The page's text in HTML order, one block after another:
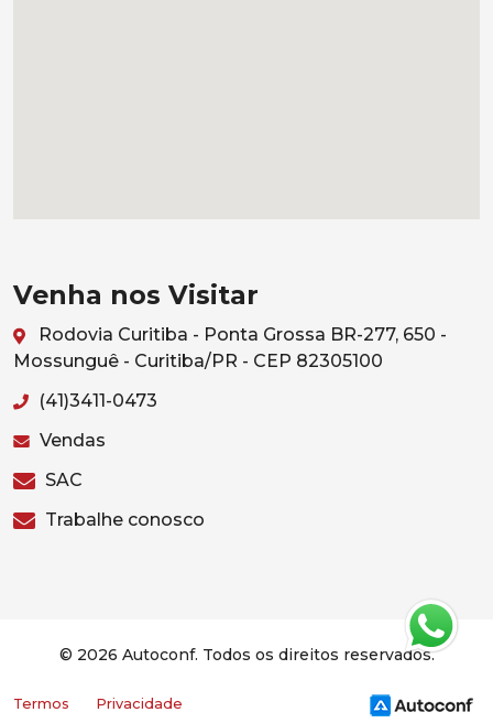
Venha nos Visitar
Rodovia Curitiba - Ponta Grossa BR-277, 650 -
Mossunguê - Curitiba/PR - CEP 82305100
(41)3411-0473
Vendas
SAC
Trabalhe conosco
© 2026 Autoconf. Todos os direitos reservados.
Termos Privacidade